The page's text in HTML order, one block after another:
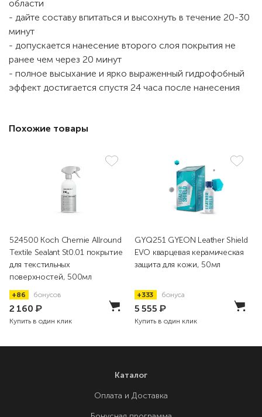
области
- дайте составу впитаться и высохнуть в течение 20-30
минут
- допускается нанесение второго слоя покрытия не
ранее чем через 20 минут
- полное высыхание и ярко выраженный гидрофобный
эффект достигается спустя 24 часа после нанесения
Похожие товары
524500 Koch Chemie Allround
Textile Sealant St0.01 покрытие
для текстильных
поверхностей, 500мл
+86 бонусов
2 160₽
Купить в один клик
GYQ251 GYEON Leather Shield
EVO кварцевая керамическая
защита для кожи, 50мл
+333 бонуса
5 555₽
Купить в один клик
Каталог
Оплата и Доставка